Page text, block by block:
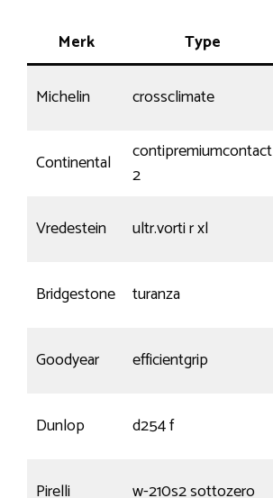
Merk Type
Michelin crossclimate
Continental
contipremiumcontact
2
Vredestein ultr.vorti r xl
Bridgestone turanza
Goodyear efficientgrip
Dunlop d254 f
Pirelli w-210s2 sottozero